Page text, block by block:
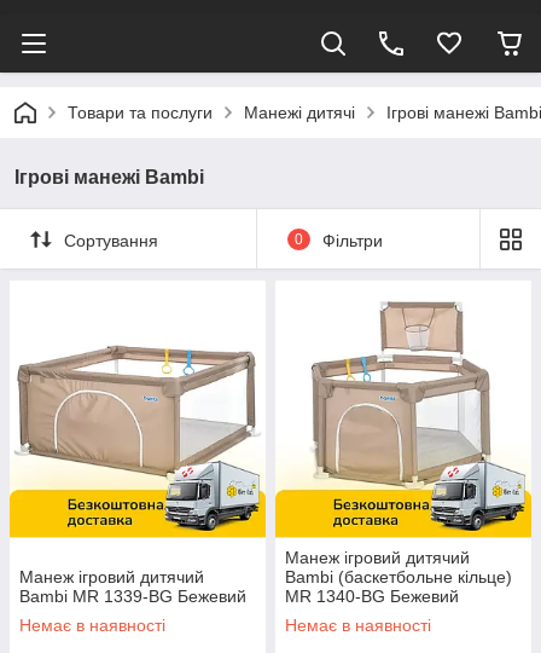
Товари та послуги Манежі дитячі Ігрові манежі Bambi
Ігрові манежі Bambi
Сортування 0 Фільтри
Манеж ігровий дитячий
Bambi MR 1339-BG Бежевий
Немає в наявності
Манеж ігровий дитячий
Bambi (баскетбольне кільце)
MR 1340-BG Бежевий
Немає в наявності